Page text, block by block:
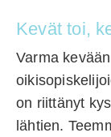
Kevät toi,
Varma
on riittänyt
lähtien.